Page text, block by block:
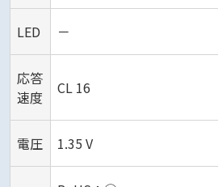
LED －
応答
速度
CL 16
電圧 1.35 V